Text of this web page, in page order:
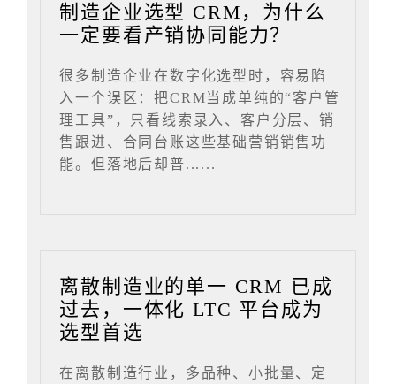
制造企业选型 CRM，为什么
一定要看产销协同能力？
很多制造企业在数字化选型时，容易陷
入一个误区：把CRM当成单纯的“客户管
理工具”，只看线索录入、客户分层、销
售跟进、合同台账这些基础营销销售功
能。但落地后却普......
离散制造业的单一 CRM 已成
过去，一体化 LTC 平台成为
选型首选
在离散制造行业，多品种、小批量、定